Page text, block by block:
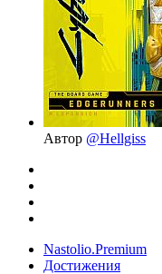
Автор @Hellgiss
Nastolio.Premium
Достижения